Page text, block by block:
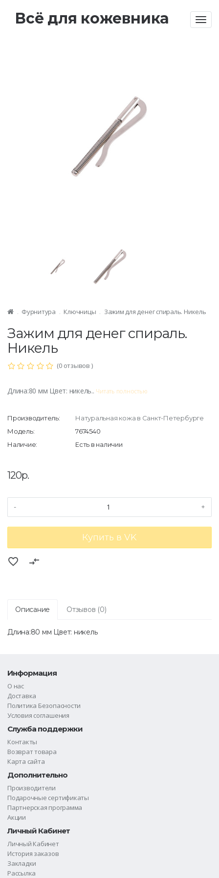
Всё для кожевника
Фурнитура Ключницы Зажим для денег спираль. Никель
Зажим для денег спираль.
Никель
(0 отзывов )
Длина:80 мм Цвет: никель.. Читать полностью
Производитель:
Натуральная кожа в Санкт-Петербурге
Модель:
7674540
Наличие:
Есть в наличии
120р.
- +
Купить в VK
favorite_border compare_arrows
Описание Отзывов (0)
Длина:80 мм Цвет: никель
Информация
О нас
Доставка
Политика Безопасности
Условия соглашения
Служба поддержки
Контакты
Возврат товара
Карта сайта
Дополнительно
Производители
Подарочные сертификаты
Партнерская программа
Акции
Личный Кабинет
Личный Кабинет
История заказов
Закладки
Рассылка